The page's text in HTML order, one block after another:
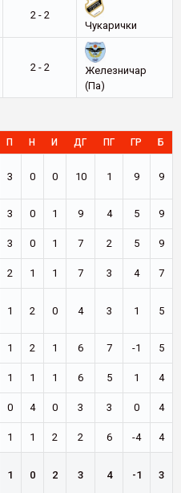
2 - 2
Чукарички
2 - 2
Железничар
(Па)
П Н И ДГ ПГ ГР Б
3 0 0 10 1 9 9
3 0 1 9 4 5 9
3 0 1 7 2 5 9
2 1 1 7 3 4 7
1 2 0 4 3 1 5
1 2 1 6 7 -1 5
1 1 1 6 5 1 4
0 4 0 3 3 0 4
1 1 2 2 6 -4 4
1 0 2 3 4 -1 3